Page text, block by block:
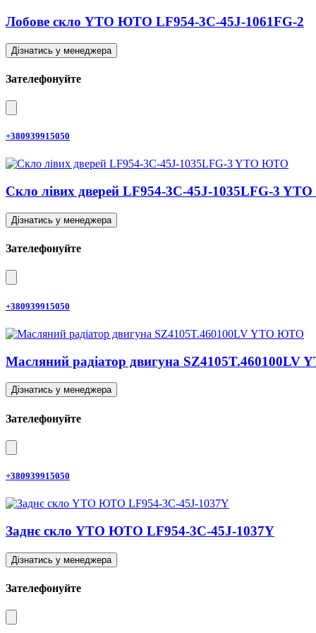
Лобове скло YTO ЮТО LF954-3C-45J-1061FG-2
Дізнатись у менеджера
Зателефонуйте
+380939915050
Скло лівих дверей LF954-3C-45J-1035LFG-3
Дізнатись у менеджера
Зателефонуйте
+380939915050
Масляний радіатор двигуна SZ4105T.460100LV
Дізнатись у менеджера
Зателефонуйте
+380939915050
Заднє скло YTO ЮТО LF954-3C-45J-1037Y
Дізнатись у менеджера
Зателефонуйте